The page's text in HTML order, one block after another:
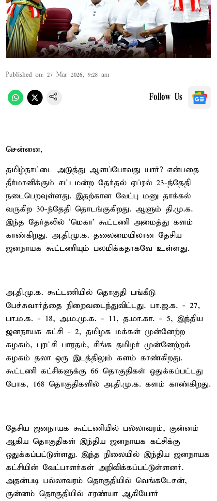
Published on: 27 Mar 2026, 9:28 am
Follow Us
சென்னை,
தமிழ்நாட்டை அடுத்து ஆளப்போவது யார்? என்பதை
தீர்மானிக்கும் சட்டமன்ற தேர்தல் ஏப்ரல் 23-ந்தேதி
நடைபெறவுள்ளது. இதற்கான வேட்பு மனு தாக்கல்
வருகிற 30-ந்தேதி தொடங்குகிறது. ஆளும் தி.மு.க.
இந்த தேர்தலில் 'மெகா' கூட்டணி அமைத்து களம்
காண்கிறது. அ.தி.மு.க. தலைமையிலான தேசிய
ஜனநாயக கூட்டணியும் பலமிக்கதாகவே உள்ளது.
அ.தி.மு.க. கூட்டணியில் தொகுதி பங்கீடு
பேச்சுவார்த்தை நிறைவடைந்துவிட்டது. பா.ஜ.க. - 27,
பா.ம.க. - 18, அ.ம.மு.க. - 11, த.மா.கா. - 5, இந்திய
ஜனநாயக கட்சி - 2, தமிழக மக்கள் முன்னேற்ற
கழகம், புரட்சி பாரதம், சிங்க தமிழர் முன்னேற்றக்
கழகம் தலா ஒரு இடத்திலும் களம் காண்கிறது.
கூட்டணி கட்சிகளுக்கு 66 தொகுதிகள் ஒதுக்கப்பட்டது
போக, 168 தொகுதிகளில் அ.தி.மு.க. களம் காண்கிறது.
தேசிய ஜனநாயக கூட்டணியில் பல்லாவரம், குன்னம்
ஆகிய தொகுதிகள் இந்திய ஜனநாயக கட்சிக்கு
ஒதுக்கப்பட்டுள்ளது. இந்த நிலையில் இந்திய ஜனநாயக
கட்சியின் வேட்பாளர்கள் அறிவிக்கப்பட்டுள்ளனர்.
அதன்படி பல்லாவரம் தொகுதியில் வெங்கடேசன்,
குன்னம் தொகுதியில் சரண்யா ஆகியோர்